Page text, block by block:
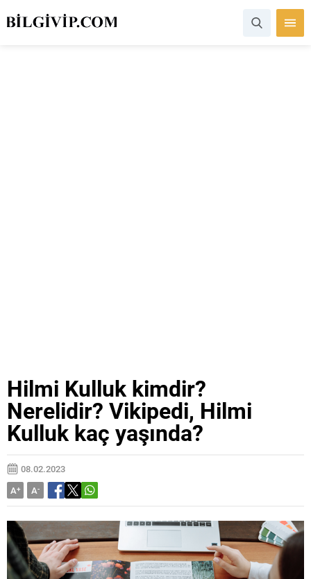
Hilmi Kulluk kimdir?
Nerelidir? Vikipedi, Hilmi
Kulluk kaç yaşında?
08.02.2023
A+ A-